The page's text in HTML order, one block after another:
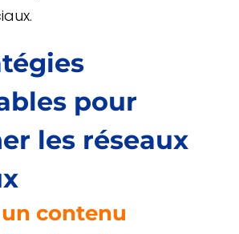
pour
les réseaux
un contenu